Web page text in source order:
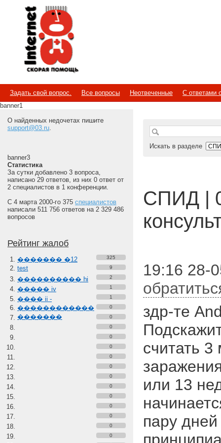
Internet
Скорая помощь
Задать свой вопрос. Все вопросы Неотвеченные
С ответами
banner1
О найденных недочетах пишите
support@03.ru.
banner3
Статистика
За сутки добавлено 3 вопроса,
написано 29 ответов, из них 0 ответ от
2 специалистов в 1 конференции.
С 4 марта 2000-го 375 специалистов
написали 511 756 ответов на 2 329 486
вопросов
Рейтинг жалоб
������� �12 325
test 9
���������� hi 2
����� iv 1
���� ii -
������������
�������
1
0
0
0
0
0
0
0
0
0
0
0
0
0
0
Искать в разделе
СПИД |
19:16 28-
здр-те
считать
или 13
пару